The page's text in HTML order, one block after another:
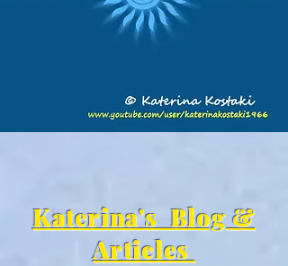
Katerina's Blog &
Articles